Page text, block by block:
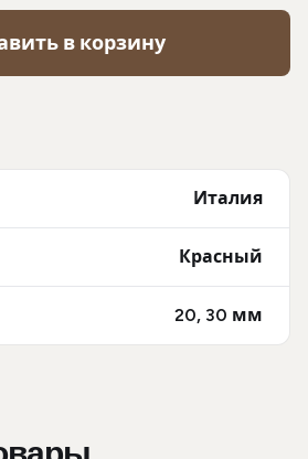
в корзину
Италия
Красный
20, 30 мм